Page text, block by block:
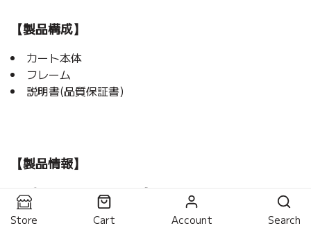
【製品構成】
カート本体
フレーム
説明書(品質保証書)
【製品情報】
ブランド：パリスドッグ
製品名：フェリッツ ペットカート デラックスサイズ
Store Cart Account Search